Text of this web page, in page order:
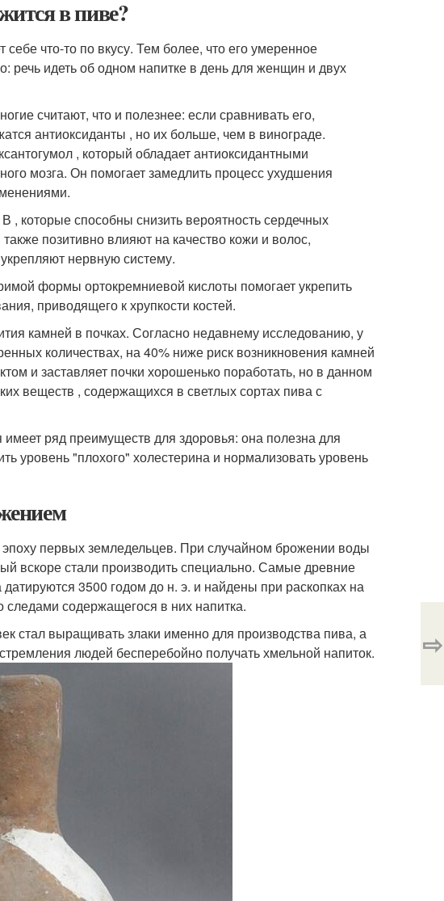
в пиве?
что-то по вкусу. Тем более, что его умеренное
речь идеть об одном напитке в день для женщин и двух
считают, что и полезнее: если сравнивать его,
антиоксиданты , но их больше, чем в винограде.
, который обладает антиоксидантными
мозга. Он помогает замедлить процесс ухудшения
которые способны снизить вероятность сердечных
позитивно влияют на качество кожи и волос,
нервную систему.
формы ортокремниевой кислоты помогает укрепить
приводящего к хрупкости костей.
камней в почках. Согласно недавнему исследованию, у
количествах, на 40% ниже риск возникновения камней
и заставляет почки хорошенько поработать, но в данном
веществ , содержащихся в светлых сортах пива с
имеет ряд преимуществ для здоровья: она полезна для
уровень "плохого" холестерина и нормализовать уровень
первых земледельцев. При случайном брожении воды
вскоре стали производить специально. Самые древние
3500 годом до н. э. и найдены при раскопках на
содержащегося в них напитка.
стал выращивать злаки именно для производства пива, а
людей бесперебойно получать хмельной напиток.
⇨